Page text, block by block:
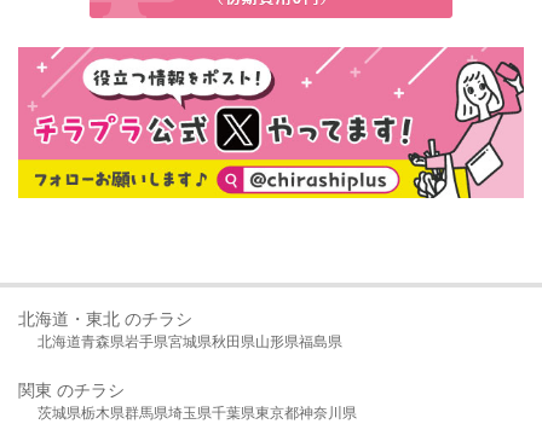
北海道・東北 のチラシ
北海道青森県岩手県宮城県秋田県山形県福島県
関東 のチラシ
茨城県栃木県群馬県埼玉県千葉県東京都神奈川県